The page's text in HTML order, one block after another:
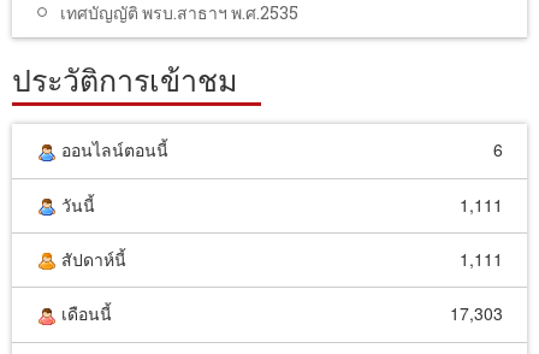
เทศบัญญัติ พรบ.สาธาฯ พ.ศ.2535
ประวัติการเข้าชม
ออนไลน์ตอนนี้ 6
วันนี้ 1,111
สัปดาห์นี้ 1,111
เดือนนี้ 17,303